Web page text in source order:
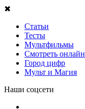
✖
Статьи
Тесты
Мультфильмы
Смотреть онлайн
Город цифр
Мульт и Магия
Наши соцсети